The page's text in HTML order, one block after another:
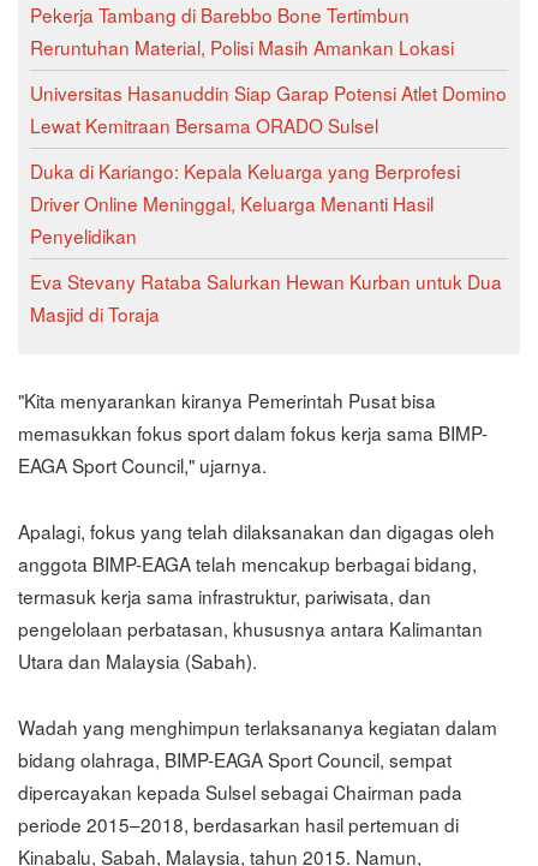
Pekerja Tambang di Barebbo Bone Tertimbun
Reruntuhan Material, Polisi Masih Amankan Lokasi
Universitas Hasanuddin Siap Garap Potensi Atlet Domino
Lewat Kemitraan Bersama ORADO Sulsel
Duka di Kariango: Kepala Keluarga yang Berprofesi
Driver Online Meninggal, Keluarga Menanti Hasil
Penyelidikan
Eva Stevany Rataba Salurkan Hewan Kurban untuk Dua
Masjid di Toraja
"Kita menyarankan kiranya Pemerintah Pusat bisa
memasukkan fokus sport dalam fokus kerja sama BIMP-
EAGA Sport Council," ujarnya.
Apalagi, fokus yang telah dilaksanakan dan digagas oleh
anggota BIMP-EAGA telah mencakup berbagai bidang,
termasuk kerja sama infrastruktur, pariwisata, dan
pengelolaan perbatasan, khususnya antara Kalimantan
Utara dan Malaysia (Sabah).
Wadah yang menghimpun terlaksananya kegiatan dalam
bidang olahraga, BIMP-EAGA Sport Council, sempat
dipercayakan kepada Sulsel sebagai Chairman pada
periode 2015–2018, berdasarkan hasil pertemuan di
Kinabalu, Sabah, Malaysia, tahun 2015. Namun,